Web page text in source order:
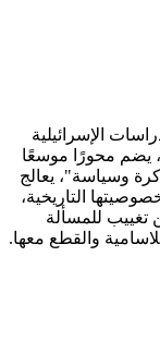
الإسرائيلية
يضم محورًا موسعًا
وسياسة"، يعالج
التاريخية،
تغييب للمسألة
والقطع معها.